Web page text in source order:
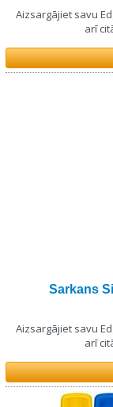
Aizsargājiet savu
arī
Sarkans
Aizsargājiet savu
arī